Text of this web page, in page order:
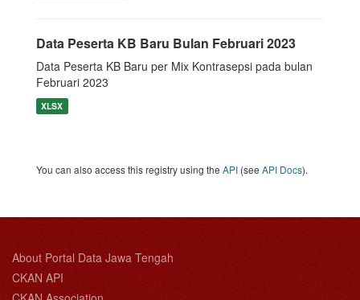
Data Peserta KB Baru Bulan Februari 2023
Data Peserta KB Baru per Mix Kontrasepsi pada bulan
Februari 2023
XLSX
You can also access this registry using the API (see API Docs).
About Portal Data Jawa Tengah
CKAN API